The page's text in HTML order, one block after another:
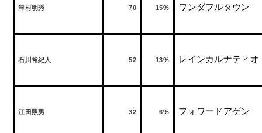
津村明秀 70 15% ワンダフルタウン
石川裕紀人 52 13% レインカルナティオ
江田照男 32 6% フォワードアゲン